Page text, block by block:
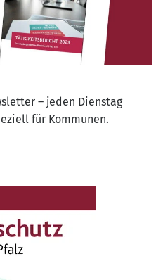
– jeden Dienstag
für Kommunen.